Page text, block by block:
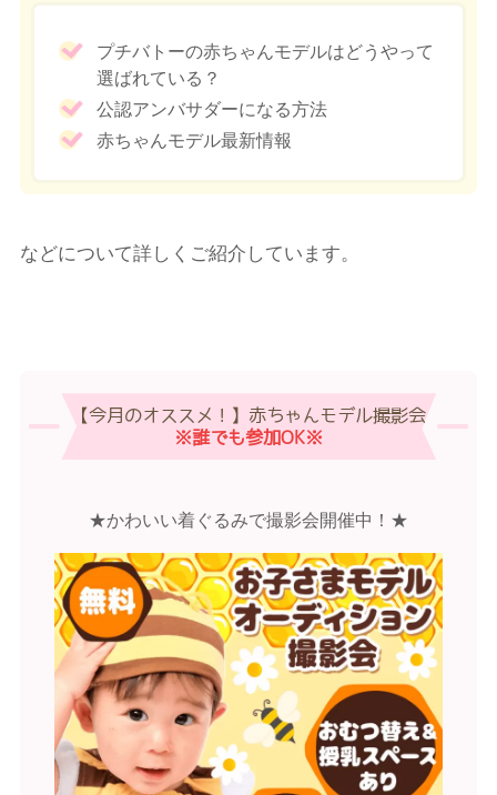
プチバトーの赤ちゃんモデルはどうやって
選ばれている？
公認アンバサダーになる方法
赤ちゃんモデル最新情報
などについて詳しくご紹介しています。
【今月のオススメ！】赤ちゃんモデル撮影会
※誰でも参加OK※
★かわいい着ぐるみで撮影会開催中！★